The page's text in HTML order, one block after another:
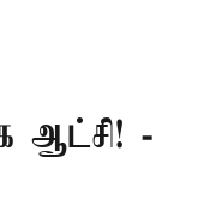
ஆட்சி! -